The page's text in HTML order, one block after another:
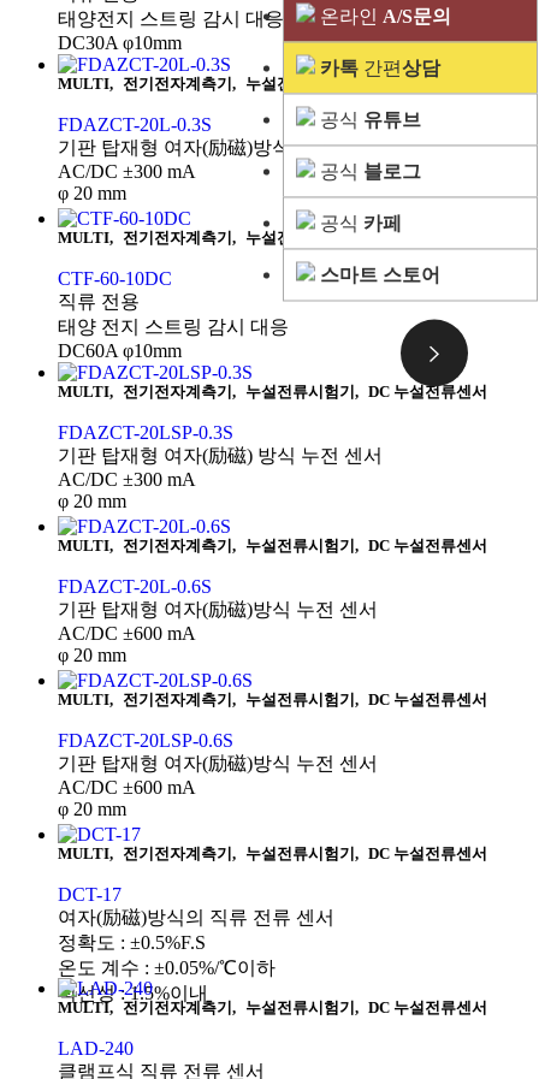
태양전지 스트링 감시 대응
DC30A φ10mm
MULTI, 전기전자계측기, 누설전류시험기, DC 누설전류센서
FDAZCT-20L-0.3S
기판 탑재형 여자(励磁)방식 누전 센서
AC/DC ±300 mA
φ 20 mm
MULTI, 전기전자계측기, 누설전류시험기, DC 누설전류센서
CTF-60-10DC
직류 전용
태양 전지 스트링 감시 대응
DC60A φ10mm
MULTI, 전기전자계측기, 누설전류시험기, DC 누설전류센서
FDAZCT-20LSP-0.3S
기판 탑재형 여자(励磁) 방식 누전 센서
AC/DC ±300 mA
φ 20 mm
MULTI, 전기전자계측기, 누설전류시험기, DC 누설전류센서
FDAZCT-20L-0.6S
기판 탑재형 여자(励磁)방식 누전 센서
AC/DC ±600 mA
φ 20 mm
MULTI, 전기전자계측기, 누설전류시험기, DC 누설전류센서
FDAZCT-20LSP-0.6S
기판 탑재형 여자(励磁)방식 누전 센서
AC/DC ±600 mA
φ 20 mm
MULTI, 전기전자계측기, 누설전류시험기, DC 누설전류센서
DCT-17
여자(励磁)방식의 직류 전류 센서
정확도 : ±0.5%F.S
온도 계수 : ±0.05%/℃이하
직선성 : 1.5%이내
MULTI, 전기전자계측기, 누설전류시험기, DC 누설전류센서
LAD-240
클램프식 직류 전류 센서
온라인 A/S문의
카톡 간편상담
공식 유튜브
공식 블로그
공식 카페
스마트 스토어